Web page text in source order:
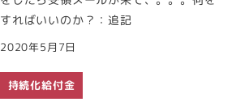
すればいいのか？：追記
2020年5月7日
持続化給付金